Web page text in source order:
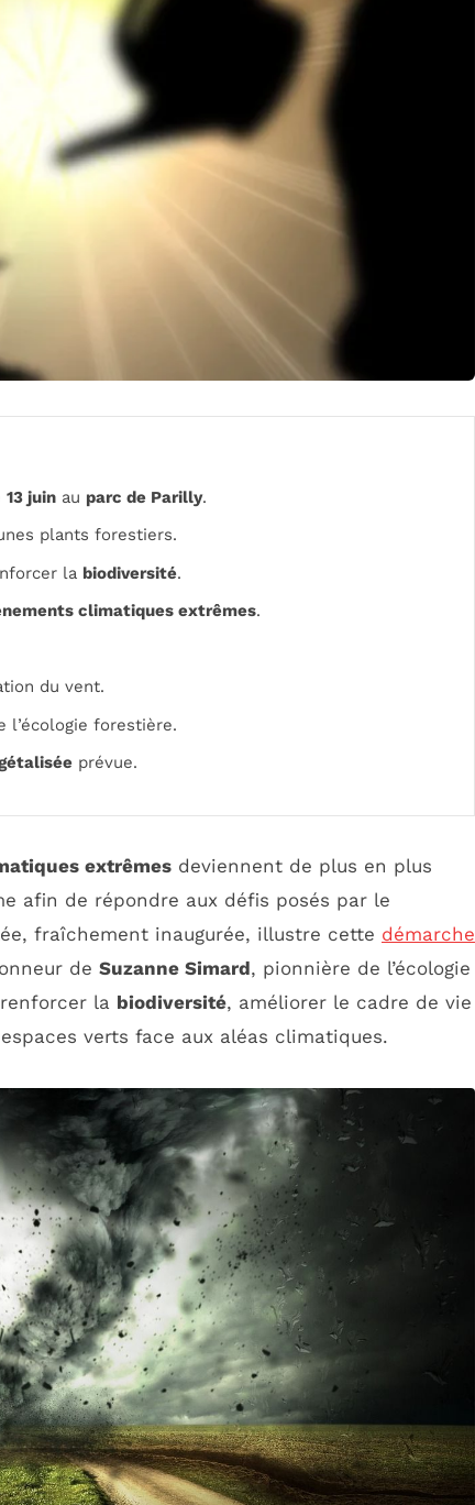
13 juin au parc de Parilly.
plants forestiers.
la biodiversité.
climatiques extrêmes.
du vent.
l’écologie forestière.
prévue.
extrêmes deviennent de plus en plus
afin de répondre aux défis posés par le
fraîchement inaugurée, illustre cette démarche
de Suzanne Simard, pionnière de l’écologie
la biodiversité, améliorer le cadre de vie
verts face aux aléas climatiques.